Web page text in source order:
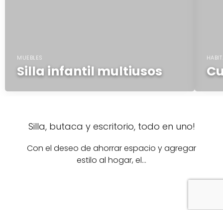
MUEBLES
Silla infantil multiusos
Silla, butaca y escritorio, todo en uno!
Con el deseo de ahorrar espacio y agregar
estilo al hogar, el…